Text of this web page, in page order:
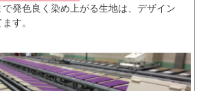
発色良く染め上がる生地は、デザイン
す。